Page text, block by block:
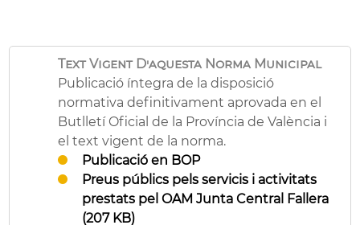
Text Vigent D'aquesta Norma Municipal
Publicació íntegra de la disposició
normativa definitivament aprovada en el
Butlletí Oficial de la Província de València i
el text vigent de la norma.
Publicació en BOP
Preus públics pels servicis i activitats
prestats pel OAM Junta Central Fallera
(207 KB)